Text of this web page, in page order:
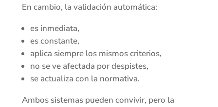
En cambio, la validación automática:
es inmediata,
es constante,
aplica siempre los mismos criterios,
no se ve afectada por despistes,
se actualiza con la normativa.
Ambos sistemas pueden convivir, pero la